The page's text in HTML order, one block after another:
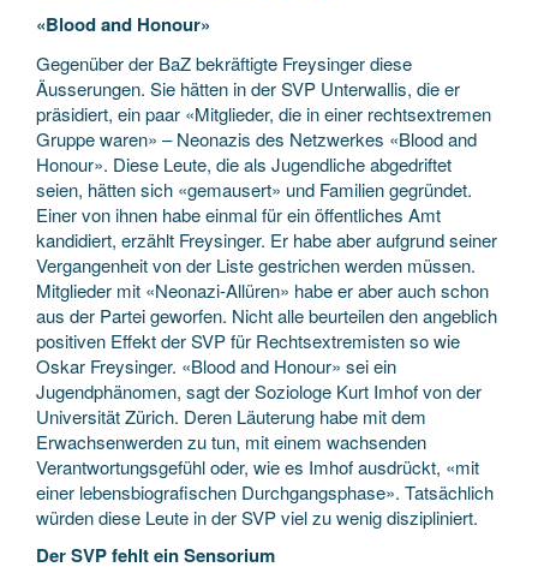
«Blood and Honour»
Gegenüber der BaZ bekräftigte Freysinger diese
Äusserungen. Sie hätten in der SVP Unterwallis, die er
präsidiert, ein paar «Mitglieder, die in einer rechtsextremen
Gruppe waren» – Neonazis des Netzwerkes «Blood and
Honour». Diese Leute, die als Jugendliche abgedriftet
seien, hätten sich «gemausert» und Familien gegründet.
Einer von ihnen habe einmal für ein öffentliches Amt
kandidiert, erzählt Freysinger. Er habe aber aufgrund seiner
Vergangenheit von der Liste gestrichen werden müssen.
Mitglieder mit «Neonazi-Allüren» habe er aber auch schon
aus der Partei geworfen. Nicht alle beurteilen den angeblich
positiven Effekt der SVP für Rechtsextremisten so wie
Oskar Freysinger. «Blood and Honour» sei ein
Jugendphänomen, sagt der Soziologe Kurt Imhof von der
Universität Zürich. Deren Läuterung habe mit dem
Erwachsenwerden zu tun, mit einem wachsenden
Verantwortungsgefühl oder, wie es Imhof ausdrückt, «mit
einer lebensbiografischen Durchgangsphase». Tatsächlich
würden diese Leute in der SVP viel zu wenig diszipliniert.
Der SVP fehlt ein Sensorium